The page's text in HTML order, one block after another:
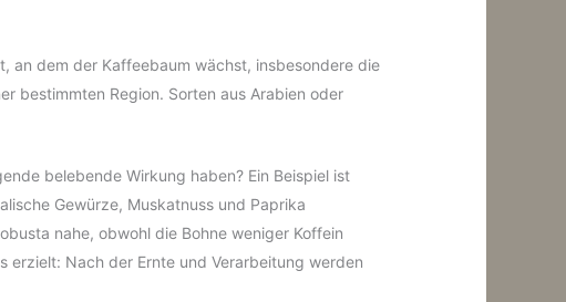
an dem der Kaffeebaum wächst, insbesondere die
bestimmten Region. Sorten aus Arabien oder
belebende Wirkung haben? Ein Beispiel ist
Gewürze, Muskatnuss und Paprika
nahe, obwohl die Bohne weniger Koffein
erzielt: Nach der Ernte und Verarbeitung werden